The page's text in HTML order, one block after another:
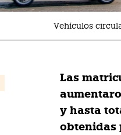
Vehículos
Las
y hasta
obtenidas